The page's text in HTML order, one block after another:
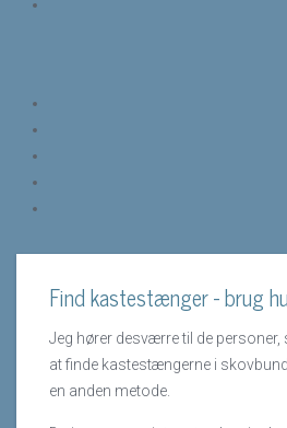
Find kastestænger - brug
Jeg hører desværre til de personer,
at finde kastestængerne i
en anden metode.